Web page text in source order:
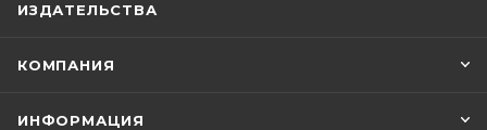
ИЗДАТЕЛЬСТВА
КОМПАНИЯ
ИНФОРМАЦИЯ